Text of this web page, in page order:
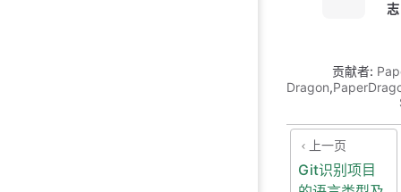
志
贡献者:
Dragon,
上一页
Git识别项目